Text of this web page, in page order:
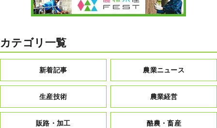
カテゴリ一覧
新着記事 農業ニュース
生産技術 農業経営
販路・加工 酪農・畜産